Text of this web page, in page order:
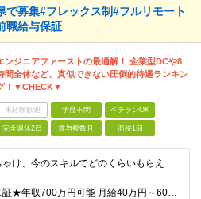
で募集#フレックス制#フルリモート
職給与保証
ンジニアファーストの最適解！ 企業型DCや8
間全休など、真似できない圧倒的待遇ランキン
！▼CHECK▼
未経験歓迎 学歴不問 ベテランOK
完全週休2日 賞与複数月 面接1回
＼ぶっちゃけ、今のスキルでどのくらいもらえる？といった相談にも乗ります！／ ◎学歴不問 ◎C言語の読み書きができる方 ≪こんな方も歓迎します≫ ・新しい技術に挑戦したい方 ・将来のキャリアや給与につ
★前給保証★年収700万円可能 月給40万円～60万円＋各種手当＋残業代全額支給 ＼代表が単価も還元も徹底交渉！／ 代表が直接取引先と交渉し、単価を強気に提示。 そこで得た利益は、しっかりメンバー